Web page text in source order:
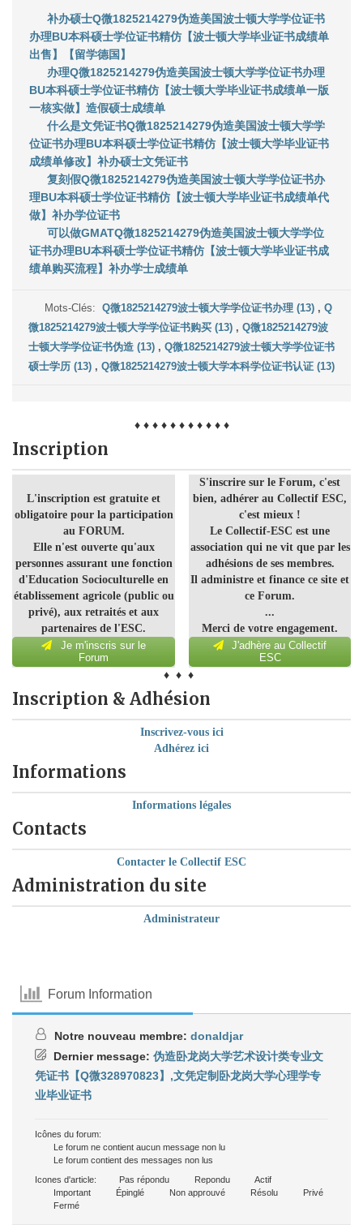
补办硕士Q微1825214279伪造美国波士顿大学学位证书
办理BU本科硕士学位证书精仿【波士顿大学毕业证书成绩单
出售】【留学德国】
办理Q微1825214279伪造美国波士顿大学学位证书办理
BU本科硕士学位证书精仿【波士顿大学毕业证书成绩单一版
一核实做】造假硕士成绩单
什么是文凭证书Q微1825214279伪造美国波士顿大学学
位证书办理BU本科硕士学位证书精仿【波士顿大学毕业证书
成绩单修改】补办硕士文凭证书
复刻假Q微1825214279伪造美国波士顿大学学位证书办
理BU本科硕士学位证书精仿【波士顿大学毕业证书成绩单代
做】补办学位证书
可以做GMATQ微1825214279伪造美国波士顿大学学位
证书办理BU本科硕士学位证书精仿【波士顿大学毕业证书成
绩单购买流程】补办学士成绩单
Mots-Clés:Q微1825214279波士顿大学学位证书办理 (13) , Q
微1825214279波士顿大学学位证书购买 (13) , Q微1825214279波
士顿大学学位证书伪造 (13) , Q微1825214279波士顿大学学位证书
硕士学历 (13) , Q微1825214279波士顿大学本科学位证书认证 (13)
♦ ♦ ♦ ♦ ♦ ♦ ♦ ♦ ♦ ♦ ♦
Inscription
L'inscription est gratuite et
obligatoire pour la participation
au FORUM.
Elle n'est ouverte qu'aux
personnes assurant une fonction
d'Education Socioculturelle en
établissement agricole (public ou
privé), aux retraités et aux
partenaires de l'ESC.
Je m'inscris sur le
Forum
S'inscrire sur le Forum, c'est
bien, adhérer au Collectif ESC,
c'est mieux !
Le Collectif-ESC est une
association qui ne vit que par les
adhésions de ses membres.
Il administre et finance ce site et
ce Forum.
...
Merci de votre engagement.
J'adhère au Collectif
ESC
♦ ♦ ♦
Inscription & Adhésion
Inscrivez-vous ici
Adhérez ici
Informations
Informations légales
Contacts
Contacter le Collectif ESC
Administration du site
Administrateur
Forum Information
Notre nouveau membre: donaldjar
Dernier message: 伪造卧龙岗大学艺术设计类专业文
凭证书【Q微328970823】,文凭定制卧龙岗大学心理学专
业毕业证书
Icônes du forum:
Le forum ne contient aucun message non lu
Le forum contient des messages non lus
Icones d'article:
Pas répondu Repondu
Actif
Important
Épinglé Non approuvé Résolu
Privé
Fermé